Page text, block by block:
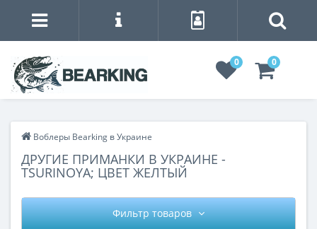
0 0
Воблеры Bearking в Украине
ДРУГИЕ ПРИМАНКИ В УКРАИНЕ -
TSURINOYA; ЦВЕТ ЖЕЛТЫЙ
Фильтр товаров